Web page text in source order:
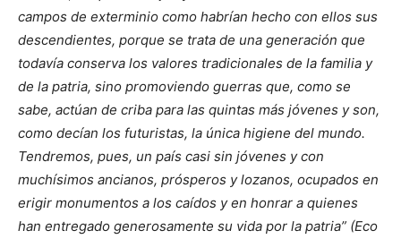
campos de exterminio como habrían hecho con ellos sus
descendientes, porque se trata de una generación que
todavía conserva los valores tradicionales de la familia y
de la patria, sino promoviendo guerras que, como se
sabe, actúan de criba para las quintas más jóvenes y son,
como decían los futuristas, la única higiene del mundo.
Tendremos, pues, un país casi sin jóvenes y con
muchísimos ancianos, prósperos y lozanos, ocupados en
erigir monumentos a los caídos y en honrar a quienes
han entregado generosamente su vida por la patria” (Eco